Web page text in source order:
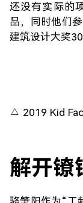
还没有实际的
品，同时他们
建筑设计大奖30
△ 2019 Kid
解开镣